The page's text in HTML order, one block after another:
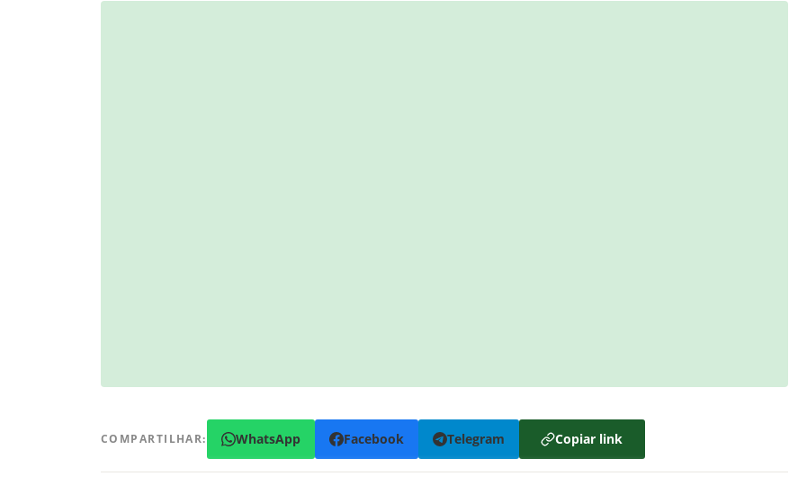
COMPARTILHAR: WhatsApp Facebook Telegram Copiar link